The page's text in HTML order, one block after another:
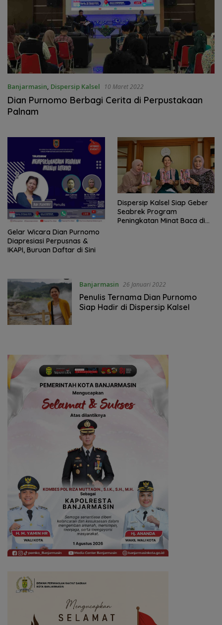
Banjarmasin, Dispersip Kalsel 10 Maret 2022
Dian Purnomo Berbagi Cerita di Perpustakaan
Palnam
Gelar Wicara Dian Purnomo
Diapresiasi Perpusnas &
IKAPI, Buruan Daftar di Sini
Dispersip Kalsel Siap Geber
Seabrek Program
Peningkatan Minat Baca di
Banjarmasin 26 Januari 2022
Penulis Ternama Dian Purnomo
Siap Hadir di Dispersip Kalsel